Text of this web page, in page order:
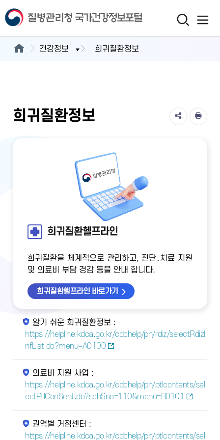
건강정보 희귀질환정보
희귀질환정보
희귀질환헬프라인
희귀질환을 체계적으로 관리하고, 진단․치료 지원
및 의료비 부담 경감 등을 안내 합니다.
희귀질환헬프라인 바로가기
알기 쉬운 희귀질환정보 :
https://helpline.kdca.go.kr/cdchelp/ph/rdiz/selectRdizI
nfList.do?menu=A0100
의료비 지원 사업 :
https://helpline.kdca.go.kr/cdchelp/ph/ptlcontents/sel
ectPtlConSent.do?schSno=110&menu=B0101
권역별 거점센터 :
https://helpline.kdca.go.kr/cdchelp/ph/ptlcontents/sel